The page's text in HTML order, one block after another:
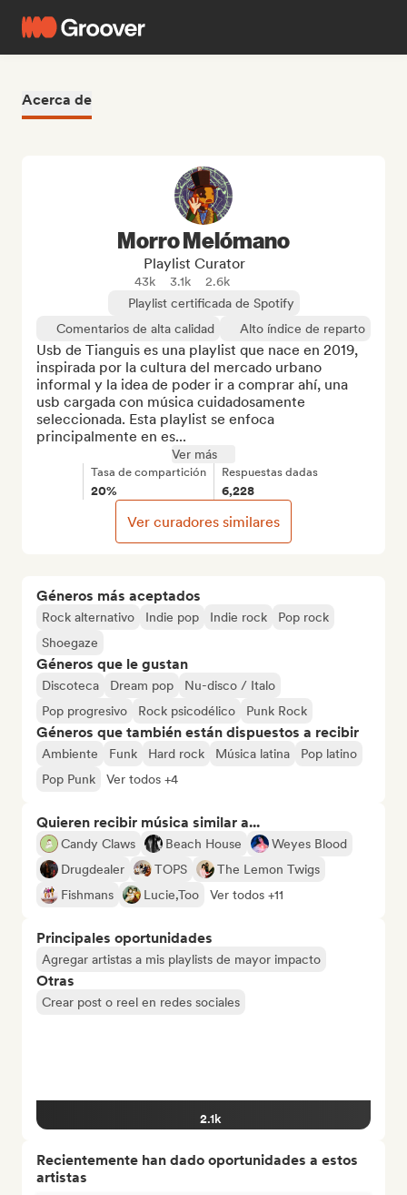
Acerca de
Géneros más aceptados
Rock alternativo Indie pop Indie rock
Pop rock
Shoegaze
Géneros que le gustan
Discoteca Dream pop
Nu-disco / Italo
Pop progresivo
Rock psicodélico Punk Rock
Géneros que también están dispuestos a recibir
Ambiente Funk Hard rock Música latina
Pop latino
Pop Punk
Ver todos +4
Quieren recibir música similar a...
Candy Claws Beach House
Weyes Blood
Drugdealer
TOPS
The Lemon Twigs
Fishmans
Lucie,Too Ver todos +11
Principales oportunidades
Agregar artistas a mis playlists de mayor impacto
Otras
Crear post o reel en redes sociales
2.1k
Recientemente han dado oportunidades a estos
artistas
Morro Melómano
Playlist Curator
43k 3.1k
2.6k
Playlist certificada de Spotify
Comentarios de alta calidad
Alto índice de reparto
Usb de Tianguis es una playlist que nace en 2019,
inspirada por la cultura del mercado urbano
informal y la idea de poder ir a comprar ahí, una
usb cargada con música cuidadosamente
seleccionada. Esta playlist se enfoca
principalmente en es...
Ver más
Tasa de compartición
20%
Respuestas dadas
6,228
Ver curadores similares